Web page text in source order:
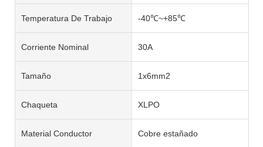
Temperatura De Trabajo -40℃~+85℃
Corriente Nominal 30A
Tamaño 1x6mm2
Chaqueta XLPO
Material Conductor Cobre estañado